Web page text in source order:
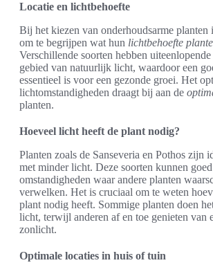
Locatie en lichtbehoefte
Bij het kiezen van onderhoudsarme planten
om te begrijpen wat hun lichtbehoefte
Verschillende soorten hebben
gebied van natuurlijk licht, waardoor een
essentieel is voor een gezonde groei. Het
lichtomstandigheden draagt bij aan de
planten.
Hoeveel licht heeft de plant nodig?
Planten zoals de Sanseveria en Pothos zijn
met minder licht. Deze soorten kunnen
omstandigheden waar andere planten
verwelken. Het is cruciaal om te weten
plant nodig heeft. Sommige planten doen
licht, terwijl anderen af en toe genieten van
zonlicht.
Optimale locaties in huis of tuin